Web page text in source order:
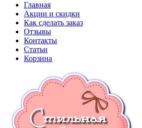
Главная
Акции и скидки
Как сделать заказ
Отзывы
Контакты
Статьи
Корзина